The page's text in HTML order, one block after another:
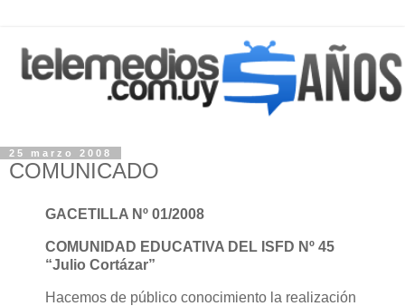
25 marzo 2008
COMUNICADO
GACETILLA Nº 01/2008
COMUNIDAD EDUCATIVA DEL ISFD Nº 45
“Julio Cortázar”
Hacemos de público conocimiento la realización